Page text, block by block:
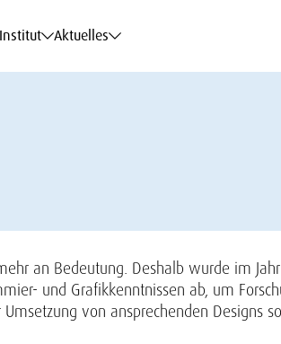
Institut Aktuelles
an Bedeutung. Deshalb wurde im
und Grafikkenntnissen ab, um
von ansprechenden Designs